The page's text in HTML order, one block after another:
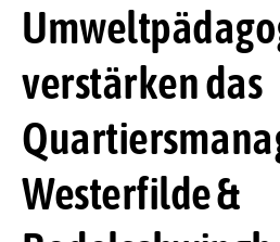
verstärken das
Westerfilde &